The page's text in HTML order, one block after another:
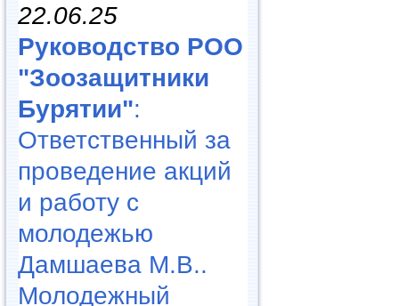
22.06.25
Руководство РОО
"Зоозащитники
Бурятии":
Ответственный за
проведение акций
и работу с
молодежью
Дамшаева М.В..
Молодежный